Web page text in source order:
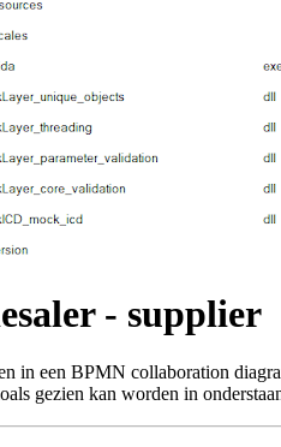
- supplier
in een BPMN collaboration
gezien kan worden in